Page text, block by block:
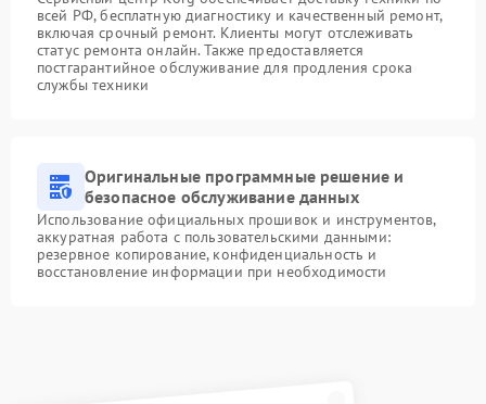
всей РФ, бесплатную диагностику и качественный ремонт,
включая срочный ремонт. Клиенты могут отслеживать
статус ремонта онлайн. Также предоставляется
постгарантийное обслуживание для продления срока
службы техники
Оригинальные программные решение и
безопасное обслуживание данных
Использование официальных прошивок и инструментов,
аккуратная работа с пользовательскими данными:
резервное копирование, конфиденциальность и
восстановление информации при необходимости